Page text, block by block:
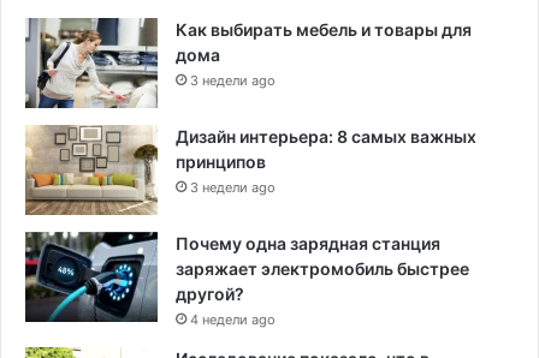
Как выбирать мебель и товары для
дома
3 недели ago
Дизайн интерьера: 8 самых важных
принципов
3 недели ago
Почему одна зарядная станция
заряжает электромобиль быстрее
другой?
4 недели ago